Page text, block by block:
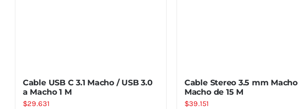
Cable USB C 3.1 Macho / USB 3.0
a Macho 1 M
$29.631
Cable Stereo 3.5 mm Macho
Macho de 15 M
$39.151